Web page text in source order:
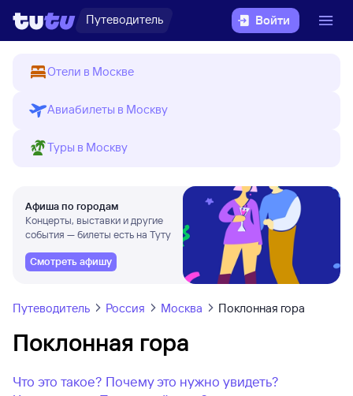
Путеводитель Войти
Отели в Москве
Авиабилеты в Москву
Туры в Москву
Афиша по городам
Концерты, выставки и другие
события — билеты есть на Туту
Смотреть афишу
Путеводитель Россия Москва Поклонная гора
Поклонная гора
Что это такое? Почему это нужно увидеть?